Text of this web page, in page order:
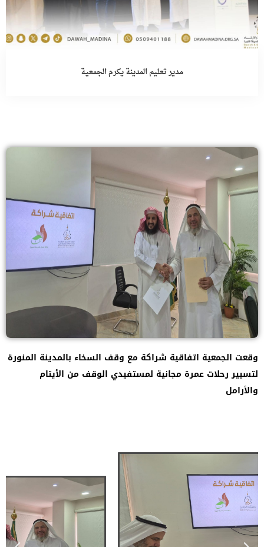
مدير تعليم المدينة يكرم الجمعية
وقعت الجمعية اتفاقية شراكة مع وقف السخاء بالمدينة المنورة
لتسيير رحلات عمرة مجانية لمستفيدي الوقف من الأيتام
والأرامل